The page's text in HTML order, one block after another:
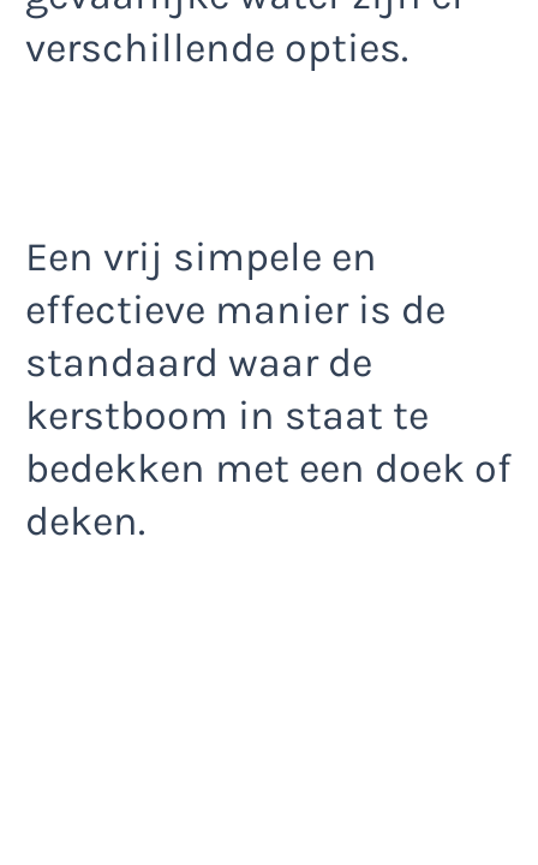
verschillende opties.
Een vrij simpele en
effectieve manier is de
standaard waar de
kerstboom in staat te
bedekken met een doek of
deken.